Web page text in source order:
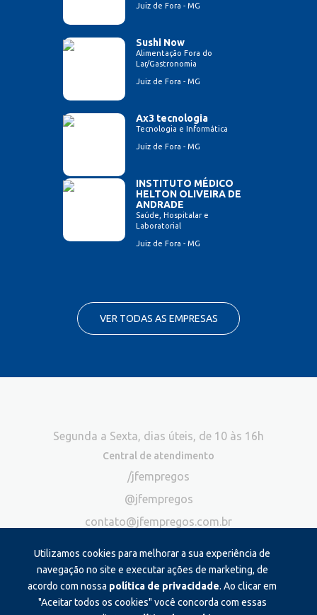
Juiz de Fora - MG
Sushi Now
Alimentação Fora do
Lar/Gastronomia
Juiz de Fora - MG
Ax3 tecnologia
Tecnologia e Informática
Juiz de Fora - MG
INSTITUTO MÉDICO
HELTON OLIVEIRA DE
ANDRADE
Saúde, Hospitalar e
Laboratorial
Juiz de Fora - MG
VER TODAS AS EMPRESAS
Utilizamos cookies para melhorar a sua experiência de
navegação no site e executar ações de marketing, de
acordo com nossa política de privacidade. Ao clicar em
"Aceitar todos os cookies" você concorda com essas
Segunda a Sexta, dias úteis, de 10 às 16h
Central de atendimento
/jfempregos
@jfempregos
contato@jfempregos.com.br
Publicidade
*Exclusivo para atendimento via chat. Não atendemos ligações neste
canal